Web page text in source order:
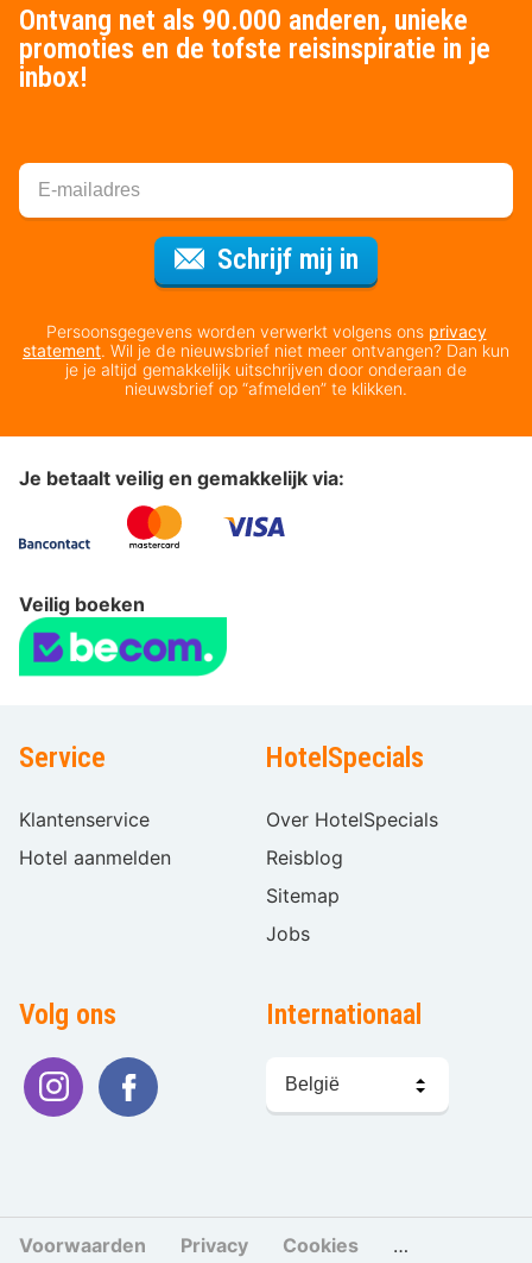
Ontvang net als 90.000 anderen, unieke
promoties en de tofste reisinspiratie in je
inbox!
Schrijf mij in
Persoonsgegevens worden verwerkt volgens ons privacy
statement. Wil je de nieuwsbrief niet meer ontvangen? Dan kun
je je altijd gemakkelijk uitschrijven door onderaan de
nieuwsbrief op “afmelden” te klikken.
Je betaalt veilig en gemakkelijk via:
Veilig boeken
Service
Klantenservice
Hotel aanmelden
HotelSpecials
Over HotelSpecials
Reisblog
Sitemap
Jobs
Volg ons Internationaal
kiezen
Voorwaarden Privacy Cookies Cookies